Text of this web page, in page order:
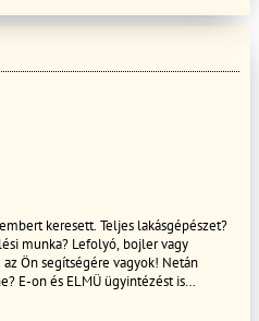
keresett. Teljes lakásgépészet?
munka? Lefolyó, bojler vagy
Ön segítségére vagyok! Netán
E-on és ELMÜ ügyintézést is